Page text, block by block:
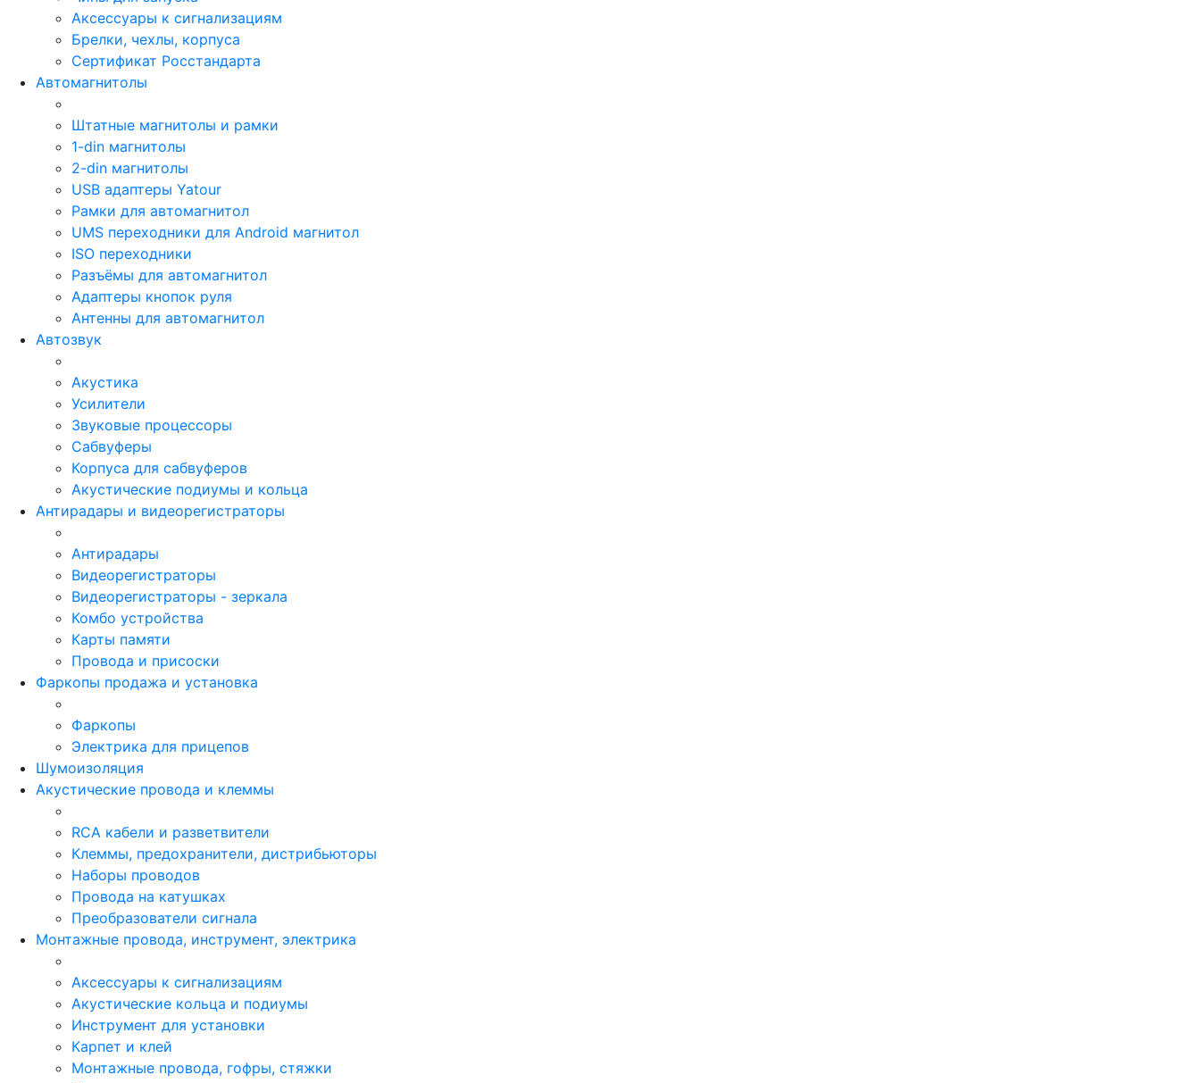
Аксессуары к сигнализациям
Брелки, чехлы, корпуса
Сертификат Росстандарта
Автомагнитолы
Штатные магнитолы и рамки
1-din магнитолы
2-din магнитолы
USB адаптеры Yatour
Рамки для автомагнитол
UMS переходники для Android магнитол
ISO переходники
Разъёмы для автомагнитол
Адаптеры кнопок руля
Антенны для автомагнитол
Автозвук
Акустика
Усилители
Звуковые процессоры
Сабвуферы
Корпуса для сабвуферов
Акустические подиумы и кольца
Антирадары и видеорегистраторы
Антирадары
Видеорегистраторы
Видеорегистраторы - зеркала
Комбо устройства
Карты памяти
Провода и присоски
Фаркопы продажа и установка
Фаркопы
Электрика для прицепов
Шумоизоляция
Акустические провода и клеммы
RCA кабели и разветвители
Клеммы, предохранители, дистрибьюторы
Наборы проводов
Провода на катушках
Преобразователи сигнала
Монтажные провода, инструмент, электрика
Аксессуары к сигнализациям
Акустические кольца и подиумы
Инструмент для установки
Карпет и клей
Монтажные провода, гофры, стяжки